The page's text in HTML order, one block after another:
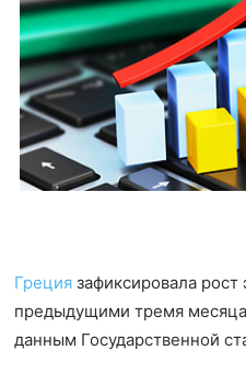
Греция зафиксировала
предыдущими тремя
данным Государственной